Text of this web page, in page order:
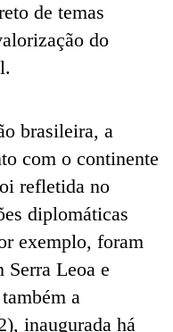
de temas
do
brasileira, a
com o continente
refletida no
diplomáticas
exemplo, foram
Serra Leoa e
a
inaugurada há